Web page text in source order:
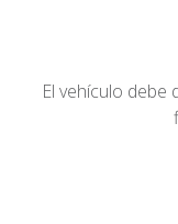
El vehículo debe